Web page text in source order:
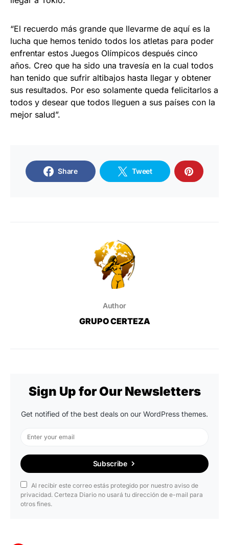
“El recuerdo más grande que llevarme de aquí es la
lucha que hemos tenido todos los atletas para poder
enfrentar estos Juegos Olímpicos después cinco
años. Creo que ha sido una travesía en la cual todos
han tenido que sufrir altibajos hasta llegar y obtener
sus resultados. Por eso solamente queda felicitarlos a
todos y desear que todos lleguen a sus países con la
mejor salud”.
Share Tweet
Author
GRUPO CERTEZA
Sign Up for Our Newsletters
Get notified of the best deals on our WordPress themes.
Subscribe
Al recibir este correo estás protegido por nuestro aviso de
privacidad. Certeza Diario no usará tu dirección de e-mail para
otros fines.